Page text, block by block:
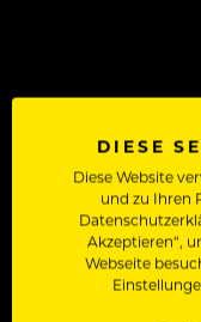
Dein Vorname
In welchem Bereich
DIESE
Diese Website
und zu Ihren
Akzeptieren“,
Webseite